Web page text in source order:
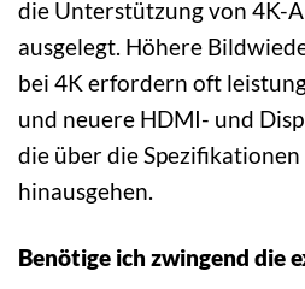
die Unterstützung von 4K-
ausgelegt. Höhere
bei 4K erfordern oft
und neuere HDMI- und
die über die
hinausgehen.
Benötige ich zwingend die